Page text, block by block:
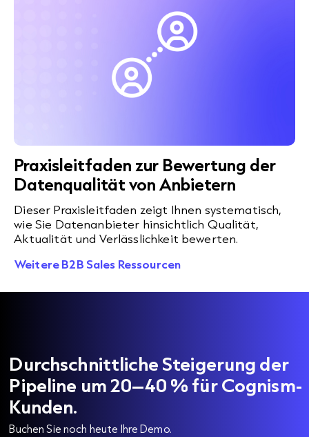
Praxisleitfaden zur Bewertung der
Datenqualität von Anbietern
Dieser Praxisleitfaden zeigt Ihnen systematisch,
wie Sie Datenanbieter hinsichtlich Qualität,
Aktualität und Verlässlichkeit bewerten.
Weitere B2B Sales Ressourcen
Durchschnittliche Steigerung der
Pipeline um 20–40 % für Cognism-
Kunden.
Buchen Sie noch heute Ihre Demo.